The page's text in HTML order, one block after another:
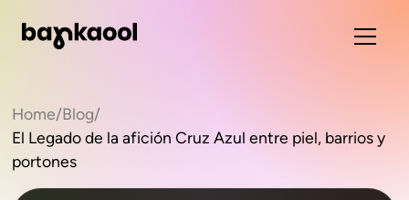
Home/Blog/
El Legado de la afición Cruz Azul entre piel, barrios y
portones